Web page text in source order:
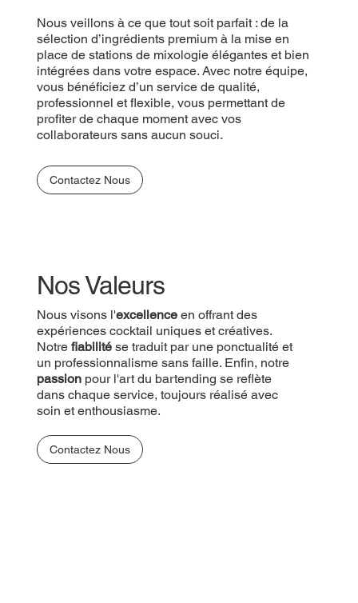
Nous veillons à ce que tout soit parfait : de la
sélection d’ingrédients premium à la mise en
place de stations de mixologie élégantes et bien
intégrées dans votre espace. Avec notre équipe,
vous bénéficiez d’un service de qualité,
professionnel et flexible, vous permettant de
profiter de chaque moment avec vos
collaborateurs sans aucun souci.
Contactez Nous
Nos Valeurs
Nous visons l'excellenceen offrant des
expériences cocktail uniques et créatives.
Notre fiabilité se traduit par une ponctualité et
un professionnalisme sans faille. Enfin, notre
passionpour l'art du bartending se reflète
dans chaque service, toujours réalisé avec
soin et enthousiasme.
Contactez Nous